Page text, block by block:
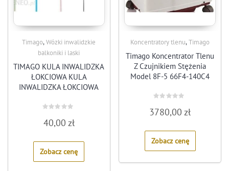
Timago,Wózki inwalidzkie
balkoniki i laski
TIMAGO KULA INWALIDZKA
ŁOKCIOWA KULA
INWALIDZKA ŁOKCIOWA
0
5
40,00 zł
Zobacz cenę
Koncentratory tlenu,Timago
Timago Koncentrator Tlenu
Z Czujnikiem Stężenia
Model 8F-5 66F4-140C4
0
5
3780,00zł
Zobacz cenę